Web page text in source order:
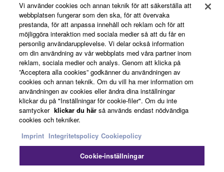
Om Yamaha
Sverige - Swedish
Business
Vi använder cookies och annan teknik för att säkerställa att
webbplatsen fungerar som den ska, för att övervaka
prestanda, för att anpassa innehåll och reklam och för att
möjliggöra interaktion med sociala medier så att du får en
personlig användarupplevelse. Vi delar också information
om din användning av vår webbplats med våra partner inom
reklam, sociala medier och analys. Genom att klicka på
”Acceptera alla cookies” godkänner du användningen av
cookies och annan teknik. Om du vill ha mer information om
användningen av cookies eller ändra dina inställningar
klickar du på "Inställningar för cookie-filer". Om du inte
samtycker klickar du här så används endast nödvändiga
cookies och tekniker.
Imprint Integritetspolicy Cookiepolicy
Cookie-inställningar